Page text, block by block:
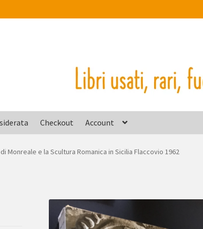
Checkout Account
Monreale e la Scultura Romanica in Sicilia Flaccovio 1962